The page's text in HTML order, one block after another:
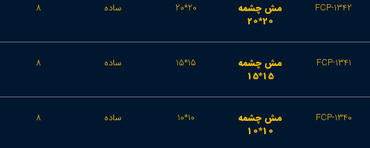
FCP-1342
مش چشمه
20*20
20*20 ساده 8
FCP-1341
مش چشمه
15*15
15*15 ساده 8
FCP-1340
مش چشمه
10*10
10*10 ساده 8